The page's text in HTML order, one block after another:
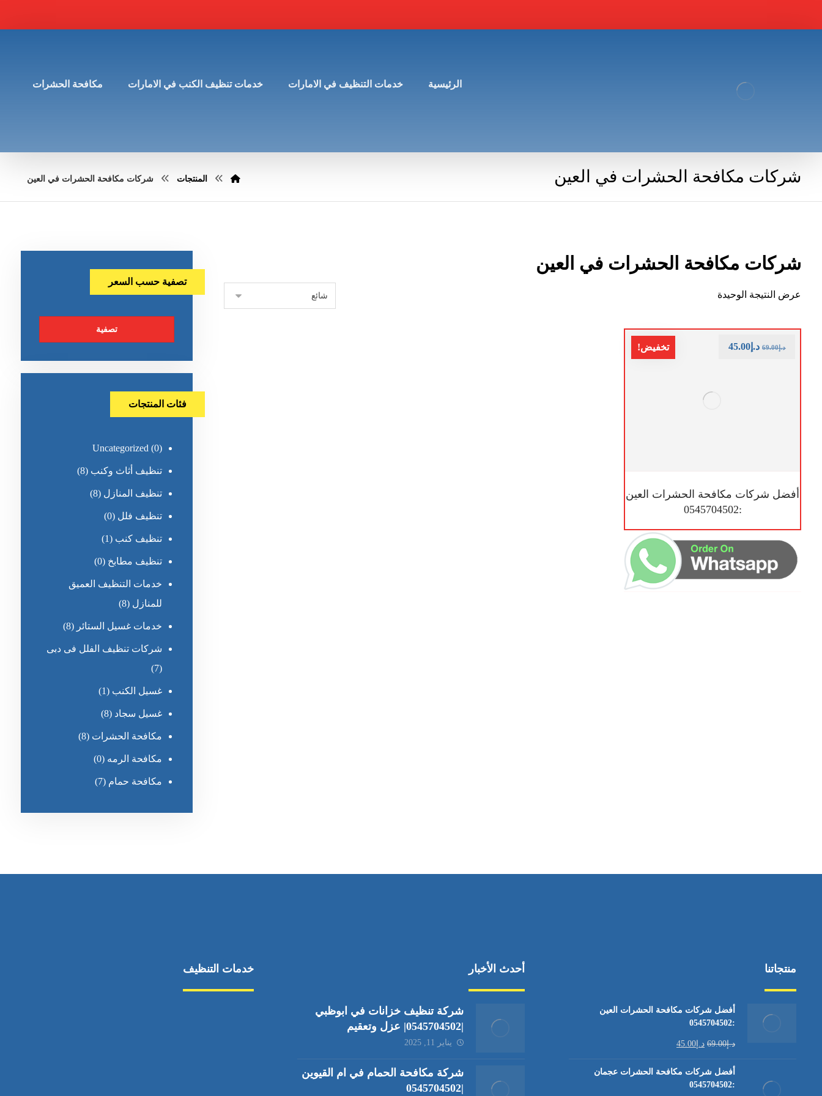
الرئيسية خدمات التنظيف في الامارات خدمات تنظيف الكنب في الامارات مكافحة الحشرات
شركات مكافحة الحشرات في العين المنتجات شركات مكافحة الحشرات في العين
شركات مكافحة الحشرات في العين
عرض النتيجة الوحيدة
تخفيض!
أفضل شركات مكافحة الحشرات العين
:0545704502
د.إ69.00 د.إ 45.00
تصفية حسب السعر
تصفية
فئات المنتجات
Uncategorized (0)
تنظيف أثاث وكنب (8)
تنظيف المنازل (8)
تنظيف فلل (0)
تنظيف كنب (1)
تنظيف مطابخ (0)
خدمات التنظيف العميق
للمنازل (8)
خدمات غسيل الستائر (8)
شركات تنظيف الفلل فى دبى
(7)
غسيل الكنب (1)
غسيل سجاد (8)
مكافحة الحشرات (8)
مكافحة الرمه (0)
مكافحة حمام (7)
منتجاتنا
أفضل شركات مكافحة الحشرات العين
:0545704502
د.إ69.00 د.إ 45.00
أفضل شركات مكافحة الحشرات عجمان
:0545704502
أحدث الأخبار
شركة تنظيف خزانات في ابوظبي
|0545704502| عزل وتعقيم
يناير 11, 2025
شركة مكافحة الحمام في ام القيوين
|0545704502
خدمات التنظيف